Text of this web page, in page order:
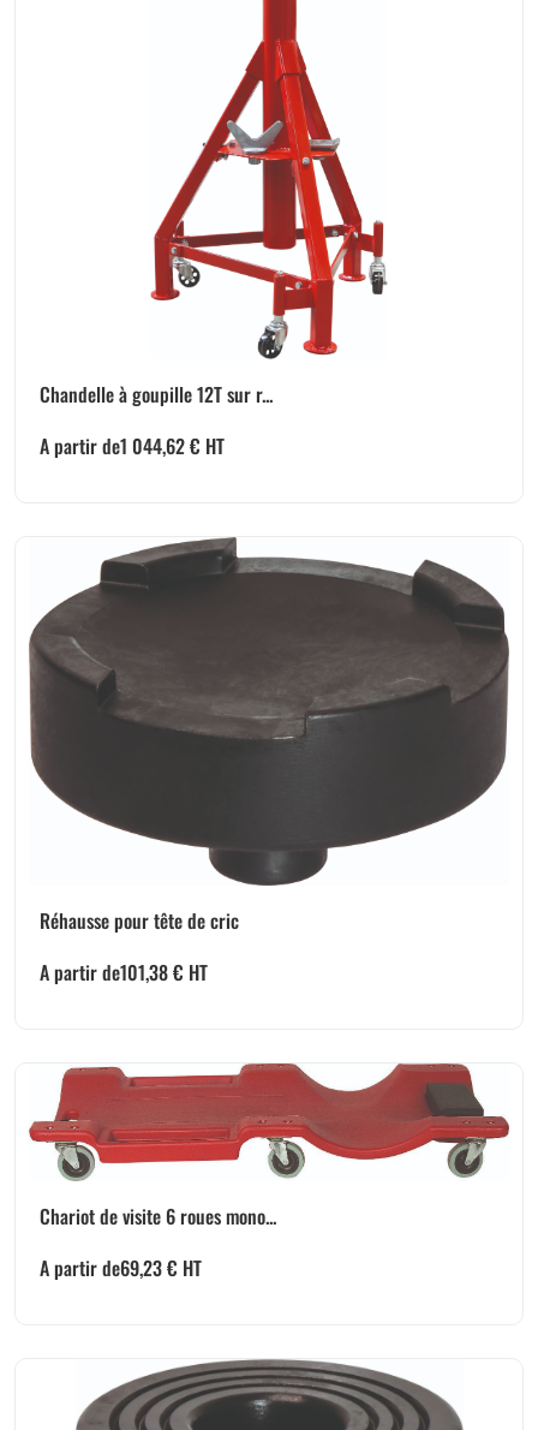
Chandelle à goupille 12T sur r...
A partir de1 044,62€ HT
Réhausse pour tête de cric
A partir de101,38€ HT
Chariot de visite 6 roues mono...
A partir de69,23€ HT